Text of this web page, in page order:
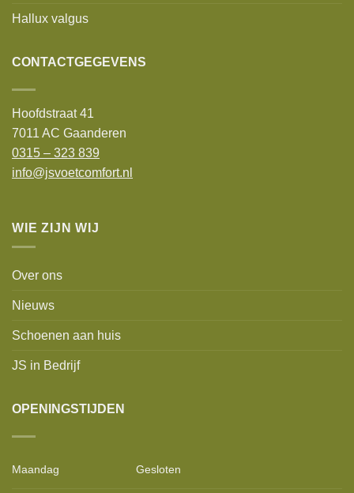
Hallux valgus
CONTACTGEGEVENS
Hoofdstraat 41
7011 AC Gaanderen
0315 – 323 839
info@jsvoetcomfort.nl
WIE ZIJN WIJ
Over ons
Nieuws
Schoenen aan huis
JS in Bedrijf
OPENINGSTIJDEN
Maandag Gesloten